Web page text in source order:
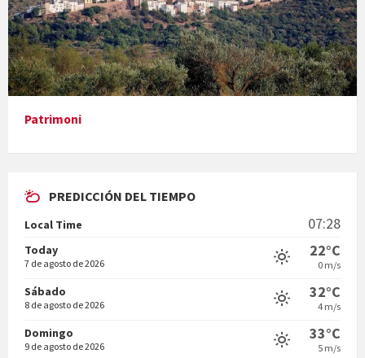
Presentació del llibre &quot;La mare&quot;, d'Emma Zafon
En Bum
Vermuts a la Font. Hit parit
Patrimoni
PREDICCIÓN DEL TIEMPO
Local Time 07:28
Today
7 de agosto de 2026
22°C
0 m/s
Sábado
8 de agosto de 2026
32°C
4 m/s
Domingo
9 de agosto de 2026
33°C
5 m/s